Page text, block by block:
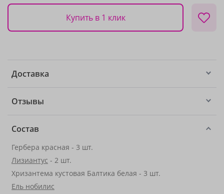
Купить в 1 клик
Доставка
Отзывы
Состав
Гербера красная - 3 шт.
Лизиантус - 2 шт.
Хризантема кустовая Балтика белая - 3 шт.
Ель нобилис